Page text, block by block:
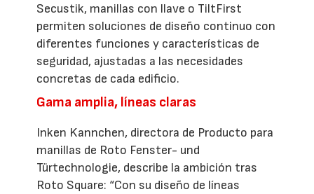
Secustik, manillas con llave o TiltFirst
permiten soluciones de diseño continuo con
diferentes funciones y características de
seguridad, ajustadas a las necesidades
concretas de cada edificio.
Gama amplia, líneas claras
Inken Kannchen, directora de Producto para
manillas de Roto Fenster- und
Türtechnologie, describe la ambición tras
Roto Square: “Con su diseño de líneas